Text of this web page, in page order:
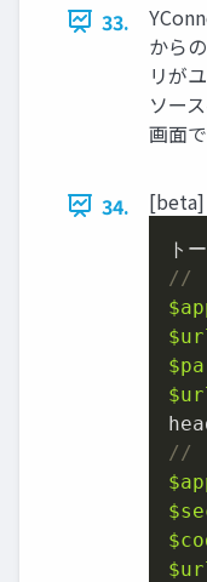
33.
から
リが
ソー
画面
34. [beta]
ト
//
//